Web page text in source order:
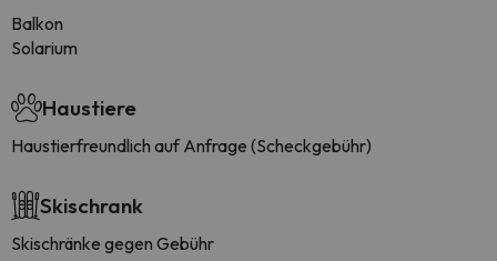
Balkon
Solarium
Haustiere
Haustierfreundlich auf Anfrage (Scheckgebühr)
Skischrank
Skischränke gegen Gebühr